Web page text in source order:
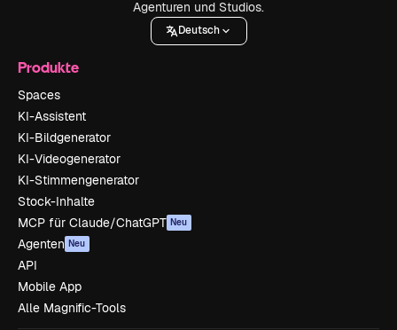
Agenturen und Studios.
Deutsch
Produkte
Spaces
KI-Assistent
KI-Bildgenerator
KI-Videogenerator
KI-Stimmengenerator
Stock-Inhalte
MCP für Claude/ChatGPT Neu
Agenten Neu
API
Mobile App
Alle Magnific-Tools